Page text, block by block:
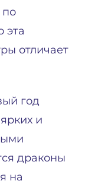
по
эта
отличает
год
и
драконы
на